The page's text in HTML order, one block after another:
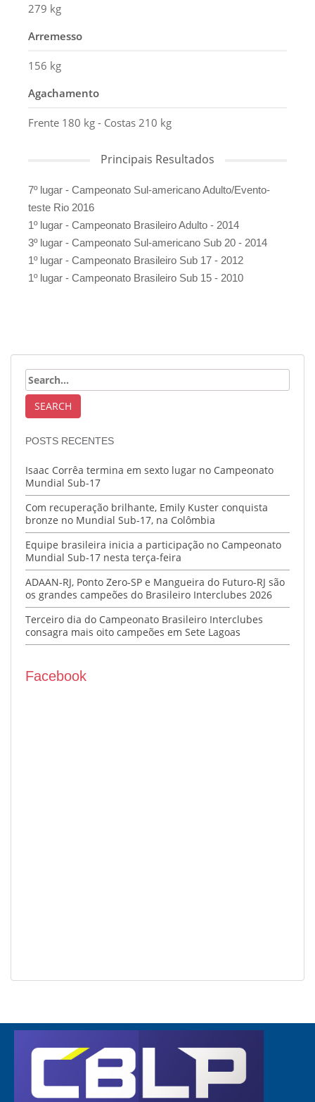
279 kg
Arremesso
156 kg
Agachamento
Frente 180 kg - Costas 210 kg
Principais Resultados
7º lugar - Campeonato Sul-americano Adulto/Evento-
teste Rio 2016
1º lugar - Campeonato Brasileiro Adulto - 2014
3º lugar - Campeonato Sul-americano Sub 20 - 2014
1º lugar - Campeonato Brasileiro Sub 17 - 2012
1º lugar - Campeonato Brasileiro Sub 15 - 2010
POSTS RECENTES
Isaac Corrêa termina em sexto lugar no Campeonato
Mundial Sub-17
Com recuperação brilhante, Emily Kuster conquista
bronze no Mundial Sub-17, na Colômbia
Equipe brasileira inicia a participação no Campeonato
Mundial Sub-17 nesta terça-feira
ADAAN-RJ, Ponto Zero-SP e Mangueira do Futuro-RJ são
os grandes campeões do Brasileiro Interclubes 2026
Terceiro dia do Campeonato Brasileiro Interclubes
consagra mais oito campeões em Sete Lagoas
Facebook